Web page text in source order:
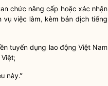
chức năng cấp hoặc xác nhận
việc làm, kèm bản dịch tiếng
tuyển dụng lao động Việt Nam
này.”